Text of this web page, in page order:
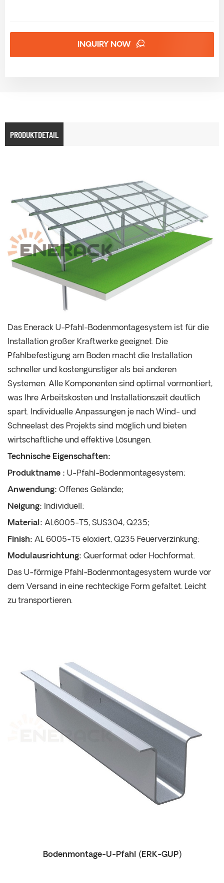
INQUIRY NOW
PRODUKTDETAIL
Das Enerack U-Pfahl-Bodenmontagesystem ist für die
Installation großer Kraftwerke geeignet. Die
Pfahlbefestigung am Boden macht die Installation
schneller und kostengünstiger als bei anderen
Systemen. Alle Komponenten sind optimal vormontiert,
was Ihre Arbeitskosten und Installationszeit deutlich
spart. Individuelle Anpassungen je nach Wind- und
Schneelast des Projekts sind möglich und bieten
wirtschaftliche und effektive Lösungen.
Technische Eigenschaften:
Produktname : U-Pfahl-Bodenmontagesystem;
Anwendung: Offenes Gelände;
Neigung: Individuell;
Material: AL6005-T5, SUS304, Q235;
Finish: AL 6005-T5 eloxiert, Q235 Feuerverzinkung;
Modulausrichtung: Querformat oder Hochformat.
Das U-förmige Pfahl-Bodenmontagesystem wurde vor
dem Versand in eine rechteckige Form gefaltet. Leicht
zu transportieren.
Bodenmontage-U-Pfahl (ERK-GUP)